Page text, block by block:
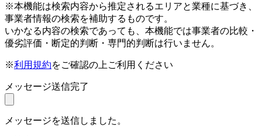
※本機能は検索内容から推定されるエリアと業種に基づき、
事業者情報の検索を補助するものです。
いかなる内容の検索であっても、本機能では事業者の比較・
優劣評価・断定的判断・専門的判断は行いません。
※利用規約をご確認の上ご利用ください
メッセージ送信完了
メッセージを送信しました。